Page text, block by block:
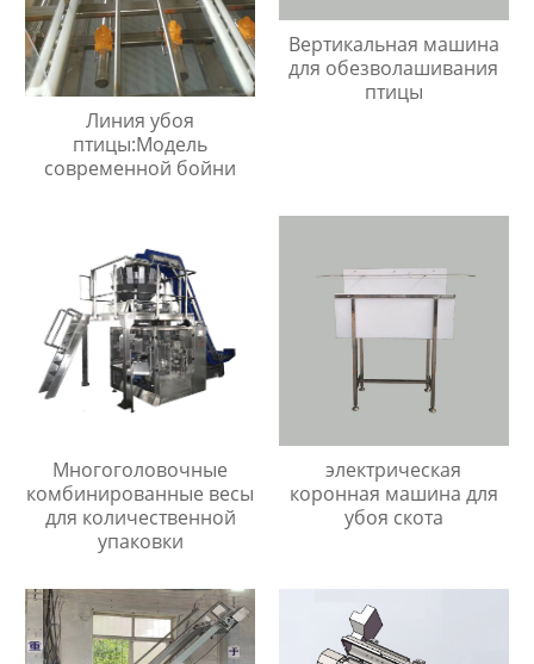
Линия убоя
птицы:Модель
современной бойни
Вертикальная машина
для обезволашивания
птицы
Многоголовочные
комбинированные весы
для количественной
упаковки
электрическая
коронная машина для
убоя скота